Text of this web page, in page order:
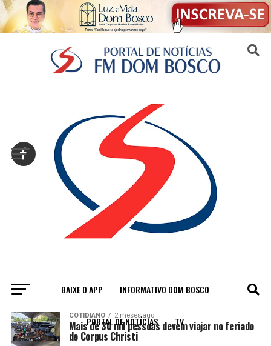
BAIXE O APP INFORMATIVO DOM BOSCO
PORTAL DE NOTÍCIAS TV
All posts tagged "Arce"
COTIDIANO 2 meses ago
Mais de 30 mil pessoas devem viajar no feriado
de Corpus Christi
Sair da versão mobile